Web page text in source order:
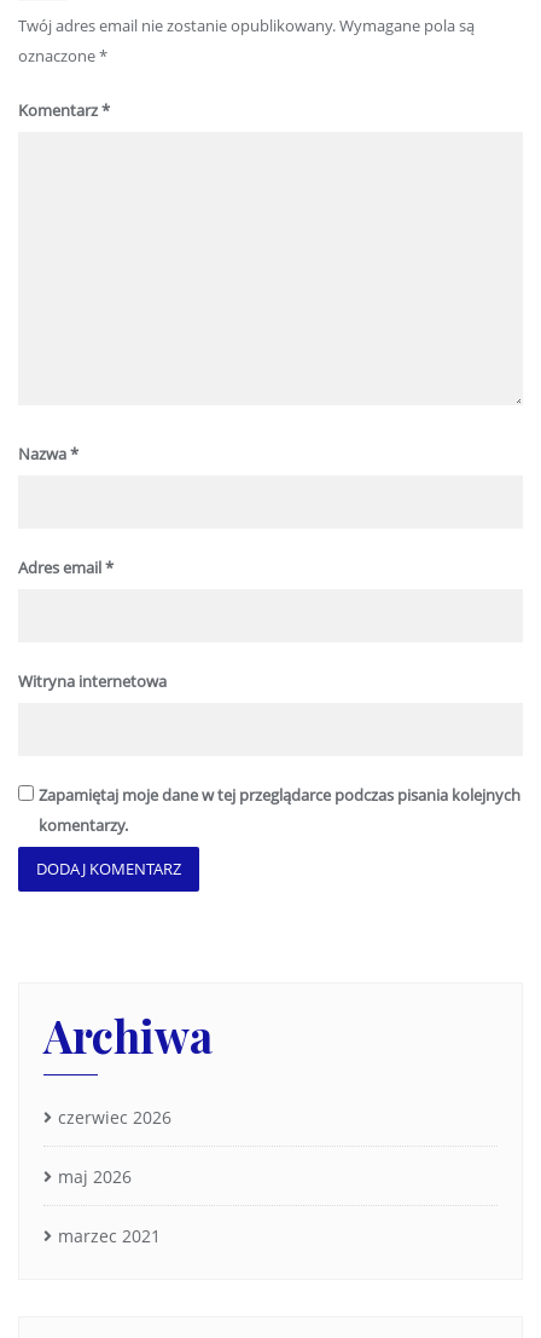
Twój adres email nie zostanie opublikowany.Wymagane pola są
oznaczone*
Komentarz*
Nazwa*
Adres email*
Witryna internetowa
Zapamiętaj moje dane w tej przeglądarce podczas pisania kolejnych
komentarzy.
Archiwa
czerwiec 2026
maj 2026
marzec 2021